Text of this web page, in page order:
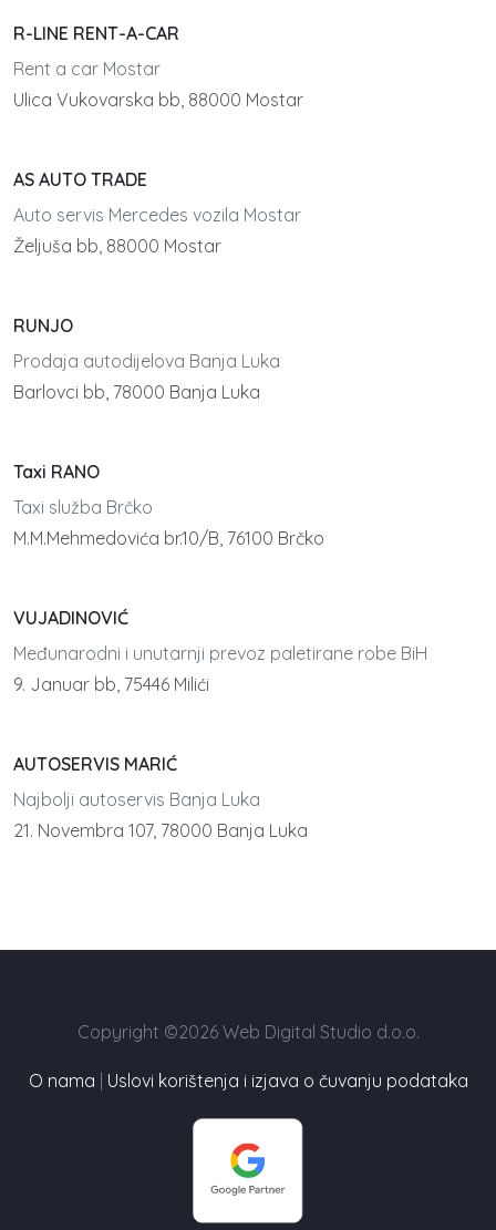
R-LINE RENT-A-CAR
Rent a car Mostar
Ulica Vukovarska bb, 88000 Mostar
AS AUTO TRADE
Auto servis Mercedes vozila Mostar
Željuša bb, 88000 Mostar
RUNJO
Prodaja autodijelova Banja Luka
Barlovci bb, 78000 Banja Luka
Taxi RANO
Taxi služba Brčko
M.M.Mehmedovića br.10/B, 76100 Brčko
VUJADINOVIĆ
Međunarodni i unutarnji prevoz paletirane robe BiH
9. Januar bb, 75446 Milići
AUTOSERVIS MARIĆ
Najbolji autoservis Banja Luka
21. Novembra 107, 78000 Banja Luka
Copyright ©2026 Web Digital Studio d.o.o.
O nama Uslovi korištenja i izjava o čuvanju podataka